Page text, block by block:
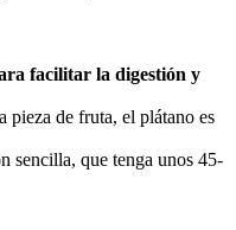
facilitar la digestión y
pieza de fruta, el plátano es
sencilla, que tenga unos 45-